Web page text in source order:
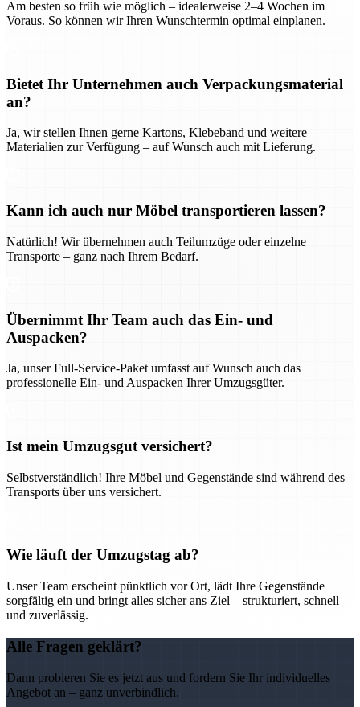
Am besten so früh wie möglich – idealerweise 2–4 Wochen im
Voraus. So können wir Ihren Wunschtermin optimal einplanen.
Bietet Ihr Unternehmen auch Verpackungsmaterial
an?
Ja, wir stellen Ihnen gerne Kartons, Klebeband und weitere
Materialien zur Verfügung – auf Wunsch auch mit Lieferung.
Kann ich auch nur Möbel transportieren lassen?
Natürlich! Wir übernehmen auch Teilumzüge oder einzelne
Transporte – ganz nach Ihrem Bedarf.
Übernimmt Ihr Team auch das Ein- und
Auspacken?
Ja, unser Full-Service-Paket umfasst auf Wunsch auch das
professionelle Ein- und Auspacken Ihrer Umzugsgüter.
Ist mein Umzugsgut versichert?
Selbstverständlich! Ihre Möbel und Gegenstände sind während des
Transports über uns versichert.
Wie läuft der Umzugstag ab?
Unser Team erscheint pünktlich vor Ort, lädt Ihre Gegenstände
sorgfältig ein und bringt alles sicher ans Ziel – strukturiert, schnell
und zuverlässig.
Alle Fragen geklärt?
Dann probieren Sie es jetzt aus und fordern Sie Ihr individuelles
Angebot an – ganz unverbindlich.